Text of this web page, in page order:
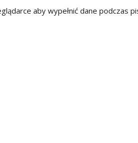
aby wypełnić dane podczas